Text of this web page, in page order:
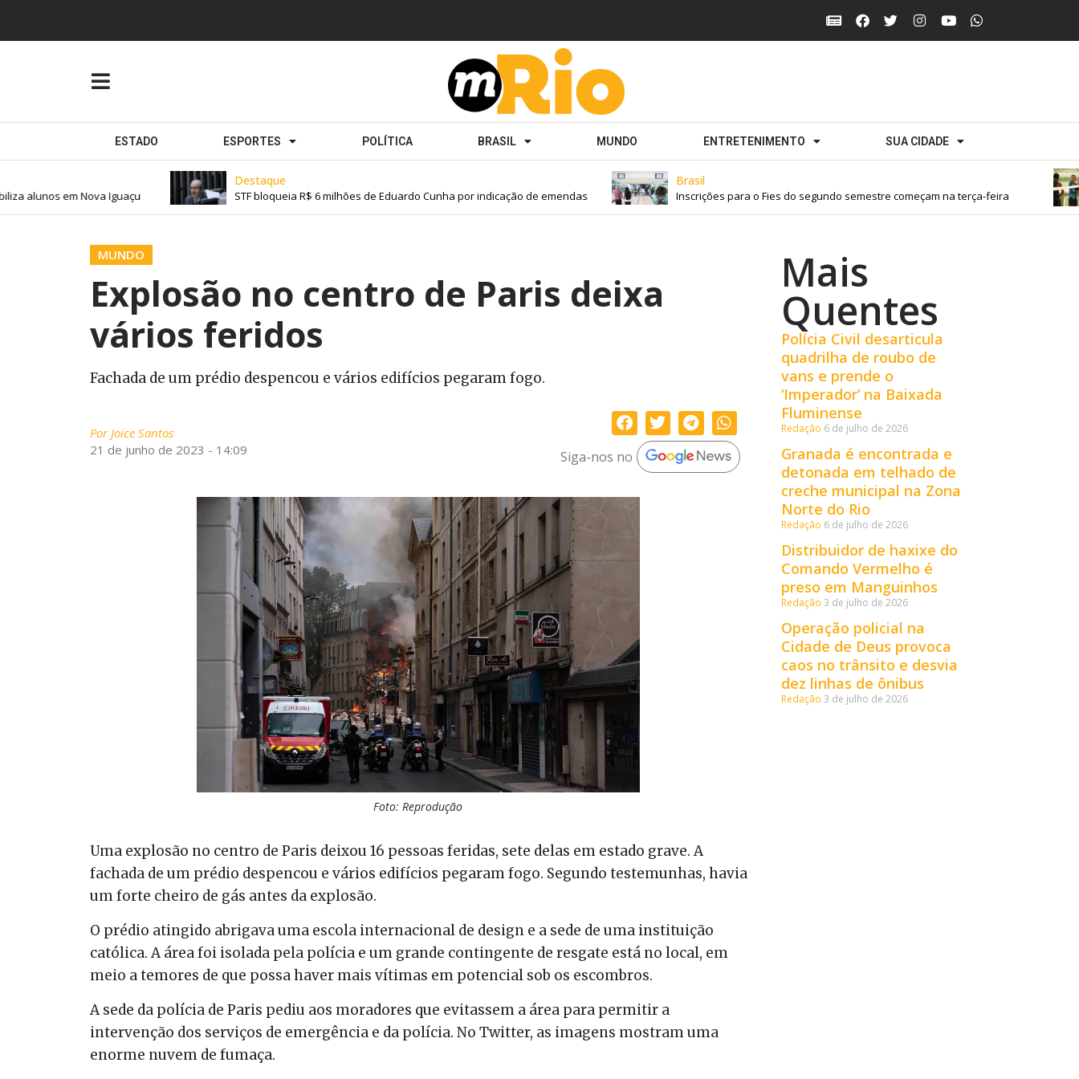
ESTADO ESPORTES POLÍTICA BRASIL MUNDO ENTRETENIMENTO SUA CIDADE
Destaque
STF bloqueia R$ 6 milhões de Eduardo Cunha por indicação de emendas
Brasil
Inscrições para o Fies do segundo semestre começam na terça-feira
alunos em Nova Iguaçu
MUNDO
Explosão no centro de Paris deixa
vários feridos
Fachada de um prédio despencou e vários edifícios pegaram fogo.
PorJoice Santos
21 de junho de 2023 - 14:09
Siga-nos no
Foto: Reprodução
Uma explosão no centro de Paris deixou 16 pessoas feridas, sete delas em estado grave. A
fachada de um prédio despencou e vários edifícios pegaram fogo. Segundo testemunhas, havia
um forte cheiro de gás antes da explosão.
O prédio atingido abrigava uma escola internacional de design e a sede de uma instituição
católica. A área foi isolada pela polícia e um grande contingente de resgate está no local, em
meio a temores de que possa haver mais vítimas em potencial sob os escombros.
A sede da polícia de Paris pediu aos moradores que evitassem a área para permitir a
intervenção dos serviços de emergência e da polícia. No Twitter, as imagens mostram uma
enorme nuvem de fumaça.
Mais
Quentes
Polícia Civil desarticula
quadrilha de roubo de
vans e prende o
‘Imperador’ na Baixada
Fluminense
Redação 6 de julho de 2026
Granada é encontrada e
detonada em telhado de
creche municipal na Zona
Norte do Rio
Redação 6 de julho de 2026
Distribuidor de haxixe do
Comando Vermelho é
preso em Manguinhos
Redação 3 de julho de 2026
Operação policial na
Cidade de Deus provoca
caos no trânsito e desvia
dez linhas de ônibus
Redação 3 de julho de 2026